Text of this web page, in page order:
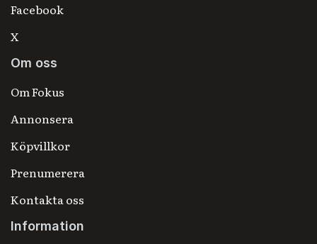
Facebook
X
Om oss
Om Fokus
Annonsera
Köpvillkor
Prenumerera
Kontakta oss
Information